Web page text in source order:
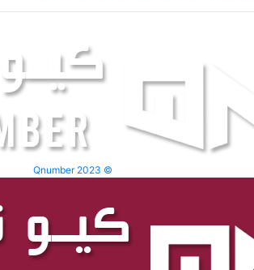
Qnumber 2023 ©